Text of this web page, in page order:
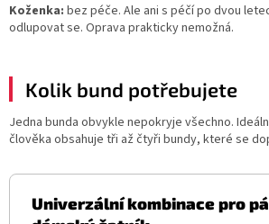
Koženka: bez péče. Ale ani s péčí po dvou
odlupovat se. Oprava prakticky nemožná.
Kolik bund potřebujete
Jedna bunda obvykle nepokryje všechno.
člověka obsahuje tři až čtyři bundy, které se
Univerzální kombinace pro